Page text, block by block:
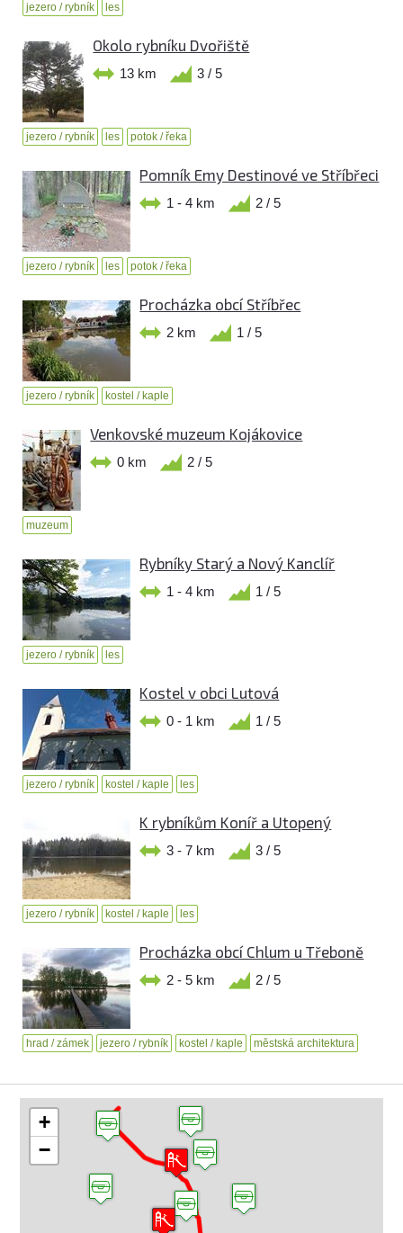
jezero / rybník les
Okolo rybníku Dvořiště
13 km 3 / 5
jezero / rybník les potok / řeka
Pomník Emy Destinové ve Stříbřeci
1 - 4 km 2 / 5
jezero / rybník les potok / řeka
Procházka obcí Stříbřec
2 km 1 / 5
jezero / rybník kostel / kaple
Venkovské muzeum Kojákovice
0 km 2 / 5
muzeum
Rybníky Starý a Nový Kanclíř
1 - 4 km 1 / 5
jezero / rybník les
Kostel v obci Lutová
0 - 1 km 1 / 5
jezero / rybník kostel / kaple les
K rybníkům Koníř a Utopený
3 - 7 km 3 / 5
jezero / rybník kostel / kaple les
Procházka obcí Chlum u Třeboně
2 - 5 km 2 / 5
hrad / zámek jezero / rybník kostel / kaple městská architektura
+
−